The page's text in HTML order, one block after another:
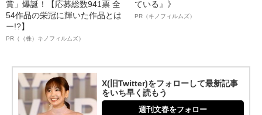
賞」爆誕！【応募総数941票 全
54作品の栄冠に輝いた作品とは
ー!?】
PR（（株）キノフィルムズ）
ている』》
PR（キノフィルムズ）
X(旧Twitter)をフォローして最新記事
をいち早く読もう
週刊文春をフォロー